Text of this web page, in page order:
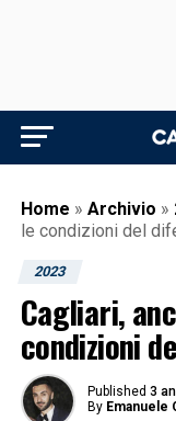
Home » Archivio »
le condizioni del
2023
Cagliari,
condizioni
Published 3
By Emanuele